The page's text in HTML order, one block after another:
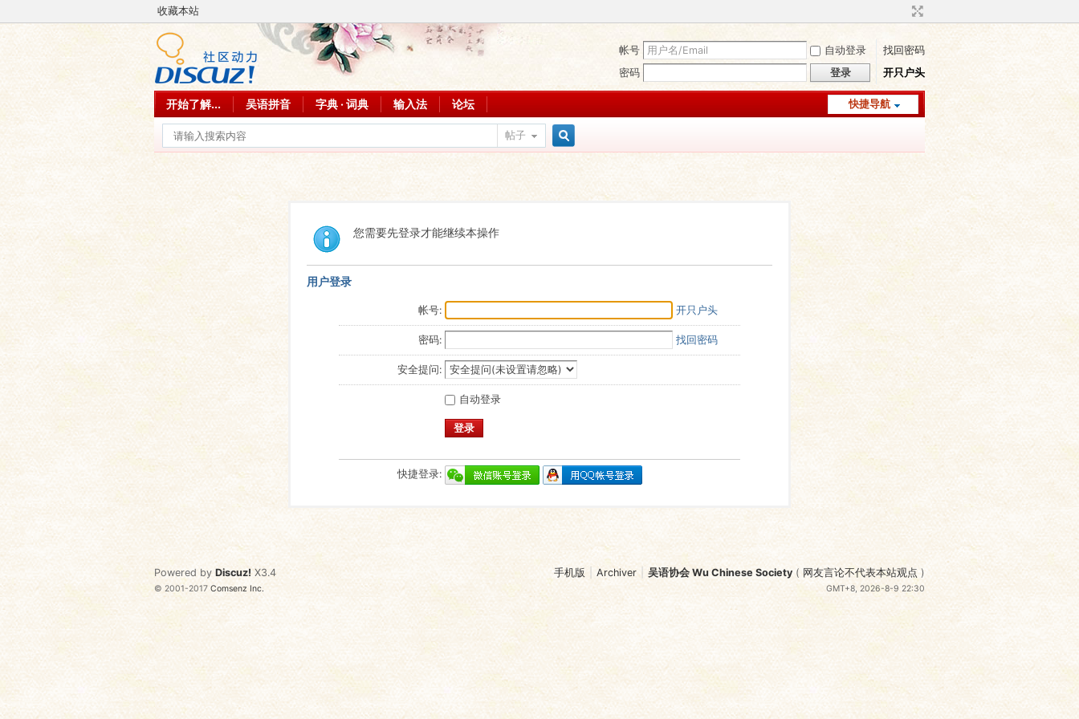
收藏本站
帐号 自动登录
找回密码
密码
登录 开只户头
快捷导航
开始了解... 吴语拼音 字典 · 词典 输入法 论坛
帖子
您需要先登录才能继续本操作
用户登录
帐号: 开只户头
密码: 找回密码
安全提问:
自动登录
登录
快捷登录:
手机版 Archiver 吴语协会 Wu Chinese Society ( 网友言论不代表本站观点 )
GMT+8, 2026-8-9 22:30
Powered by Discuz! X3.4
© 2001-2017Comsenz Inc.